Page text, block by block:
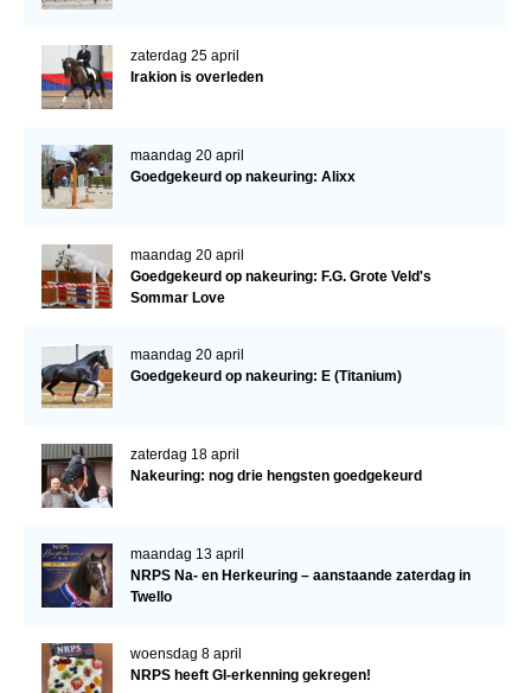
zaterdag 25 april
Irakion is overleden
maandag 20 april
Goedgekeurd op nakeuring: Alixx
maandag 20 april
Goedgekeurd op nakeuring: F.G. Grote Veld's
Sommar Love
maandag 20 april
Goedgekeurd op nakeuring: E (Titanium)
zaterdag 18 april
Nakeuring: nog drie hengsten goedgekeurd
maandag 13 april
NRPS Na- en Herkeuring – aanstaande zaterdag in
Twello
woensdag 8 april
NRPS heeft GI-erkenning gekregen!